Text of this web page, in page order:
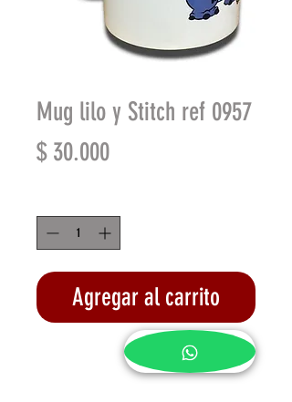
Mug lilo y Stitch ref 0957
$ 30.000Precio
Agregar al carrito
Realizar compra